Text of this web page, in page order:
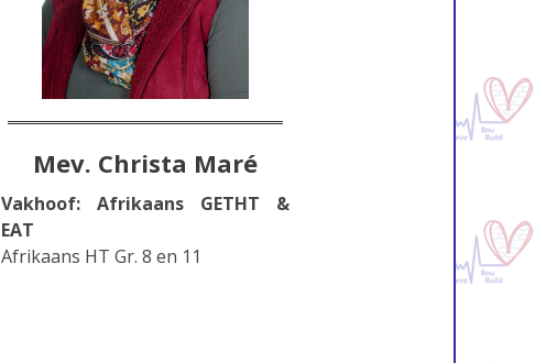
Mev. Christa Maré
Vakhoof: Afrikaans GETHT &
EAT
Afrikaans HT Gr. 8 en 11